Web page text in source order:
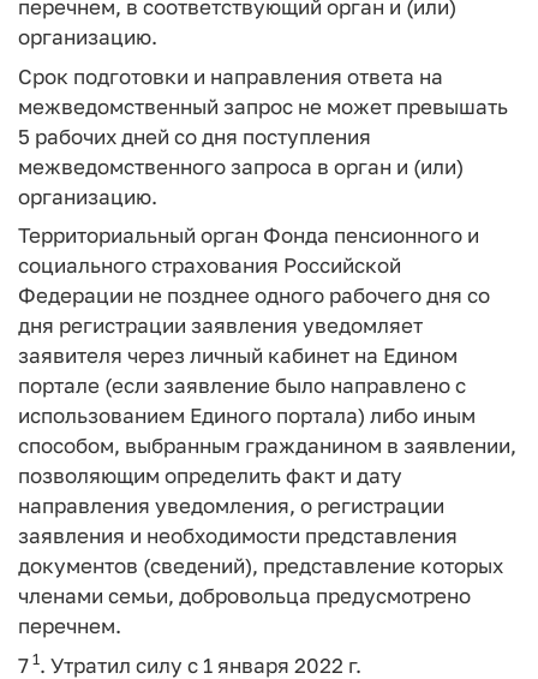
перечнем, в соответствующий орган и (или)
организацию.
Срок подготовки и направления ответа на
межведомственный запрос не может превышать
5 рабочих дней со дня поступления
межведомственного запроса в орган и (или)
организацию.
Территориальный орган Фонда пенсионного и
социального страхования Российской
Федерации не позднее одного рабочего дня со
дня регистрации заявления уведомляет
заявителя через личный кабинет на Едином
портале (если заявление было направлено с
использованием Единого портала) либо иным
способом, выбранным гражданином в заявлении,
позволяющим определить факт и дату
направления уведомления, о регистрации
заявления и необходимости представления
документов (сведений), представление которых
членами семьи, добровольца предусмотрено
перечнем.
7 1. Утратил силу с 1 января 2022 г.